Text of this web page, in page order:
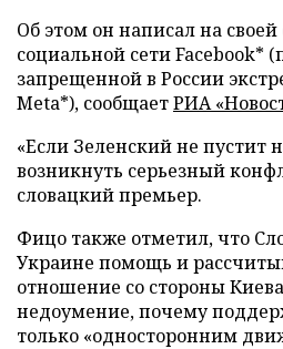
Об этом он написал на своей
социальной сети Facebook*
запрещенной в России
Meta*), сообщаетРИА
«Если Зеленский не пустит
возникнуть серьезный
словацкий премьер.
Фицо также отметил, что
Украине помощь и
отношение со стороны
недоумение, почему
только «односторонним